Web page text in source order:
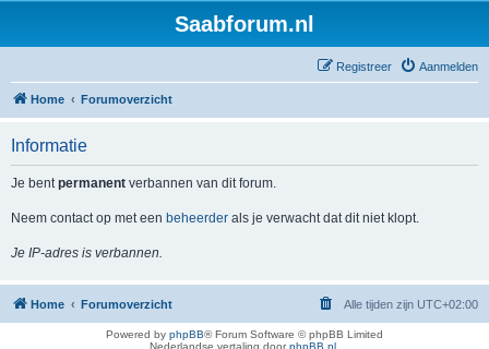
Saabforum.nl
Aanmelden
Registreer
Home Forumoverzicht
Informatie
Je bentpermanent verbannen van dit forum.
Neem contact op met een beheerder als je verwacht dat dit niet klopt.
Je IP-adres is verbannen.
Home Forumoverzicht Alle tijden zijn UTC+02:00
Powered by phpBB® Forum Software © phpBB Limited
Nederlandse vertaling doorphpBB.nl